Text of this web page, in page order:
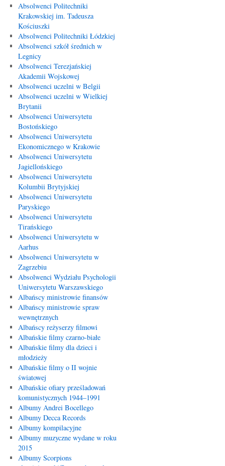
Absolwenci Politechniki
Krakowskiej im. Tadeusza
Kościuszki
Absolwenci Politechniki Łódzkiej
Absolwenci szkół średnich w
Legnicy
Absolwenci Terezjańskiej
Akademii Wojskowej
Absolwenci uczelni w Belgii
Absolwenci uczelni w Wielkiej
Brytanii
Absolwenci Uniwersytetu
Bostońskiego
Absolwenci Uniwersytetu
Ekonomicznego w Krakowie
Absolwenci Uniwersytetu
Jagiellońskiego
Absolwenci Uniwersytetu
Kolumbii Brytyjskiej
Absolwenci Uniwersytetu
Paryskiego
Absolwenci Uniwersytetu
Tirańskiego
Absolwenci Uniwersytetu w
Aarhus
Absolwenci Uniwersytetu w
Zagrzebiu
Absolwenci Wydziału Psychologii
Uniwersytetu Warszawskiego
Albańscy ministrowie finansów
Albańscy ministrowie spraw
wewnętrznych
Albańscy reżyserzy filmowi
Albańskie filmy czarno-białe
Albańskie filmy dla dzieci i
młodzieży
Albańskie filmy o II wojnie
światowej
Albańskie ofiary prześladowań
komunistycznych 1944–1991
Albumy Andrei Bocellego
Albumy Decca Records
Albumy kompilacyjne
Albumy muzyczne wydane w roku
2015
Albumy Scorpions